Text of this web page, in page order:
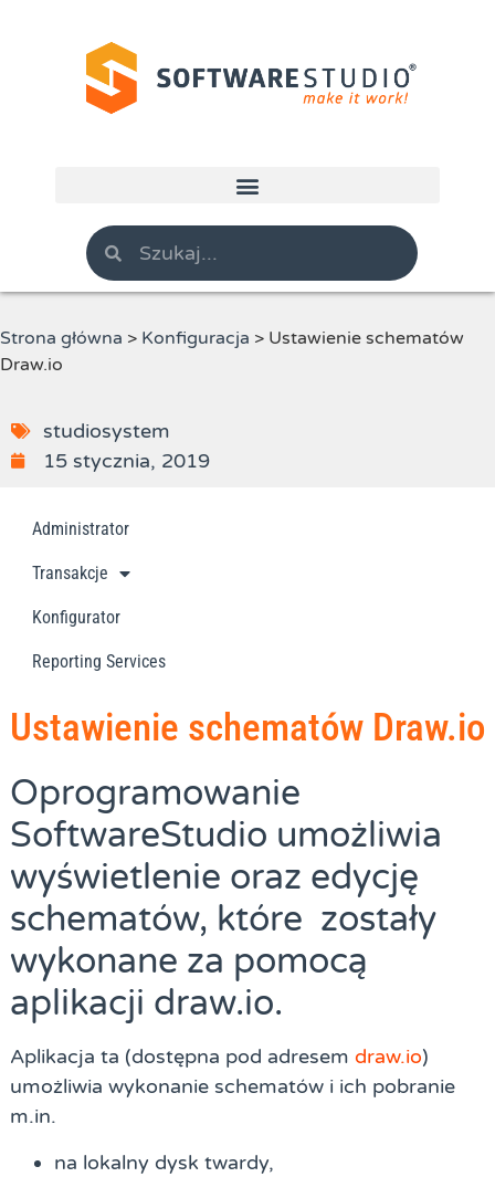
Strona główna > Konfiguracja > Ustawienie schematów
Draw.io
studiosystem
15 stycznia, 2019
Administrator
Transakcje
Konfigurator
Reporting Services
Ustawienie schematów Draw.io
Oprogramowanie
SoftwareStudio umożliwia
wyświetlenie oraz edycję
schematów, które zostały
wykonane za pomocą
aplikacji draw.io.
Aplikacja ta (dostępna pod adresem draw.io)
umożliwia wykonanie schematów i ich pobranie
m.in.
na lokalny dysk twardy,